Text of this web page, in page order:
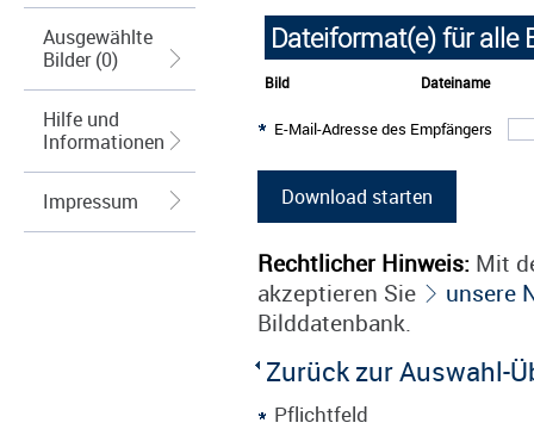
Ausgewählte
Bilder (0)
Hilfe und
Informationen
Impressum
Dateiformat(e) für alle
Bild Dateiname
E-Mail-Adresse des Empfängers
Rechtlicher Hinweis: Mit
akzeptieren Sie
unsere
Bilddatenbank.
Zurück zur Auswahl-
Pflichtfeld